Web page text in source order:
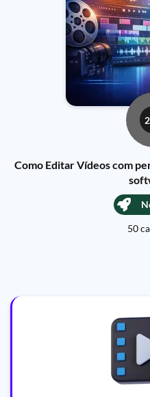
Como Editar Vídeos com
50